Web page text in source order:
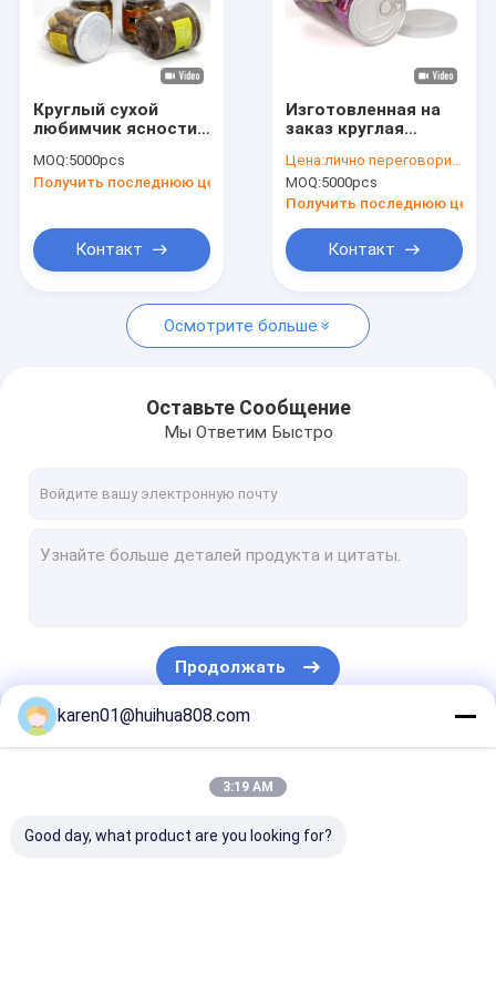
Круглый сухой
любимчик ясности
легкой открытой
крышкой,
пластичными,
крышкой PE ясной
MOQ:5000pcs
Получить последнюю цену
Контакт
Изготовленная на
заказ круглая
шипучки
ЛЮБИМЧИКА может
освободить
опарников
любимчика Nuts
Цена:лично переговорить
MOQ:5000pcs
Получить последнюю цену
Контакт
Осмотрите больше
Оставьте Сообщение
Мы Ответим Быстро
Продолжать
karen01@huihua808.com
3:19 AM
Good day, what product are you looking for?